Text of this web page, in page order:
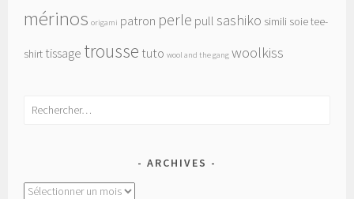
mérinos origami patron perle pull sashiko simili soietee-
shirt tissage trousse tuto wool and the gang woolkiss
Rechercher :
ARCHIVES
Archives